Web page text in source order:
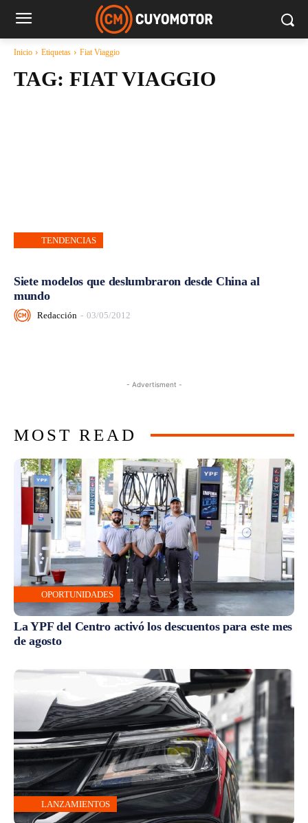
Inicio Etiquetas Fiat Viaggio
TAG: FIAT VIAGGIO
TENDENCIAS
Siete modelos que deslumbraron desde China al
mundo
Redacción - 03/05/2012
- Advertisment -
MOST READ
OPORTUNIDADES
La YPF del Centro activó los descuentos para este mes
de agosto
LANZAMIENTOS